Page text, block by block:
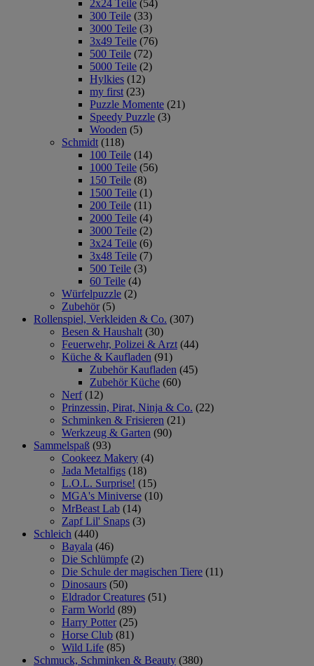
2x24 Teile (54)
300 Teile (33)
3000 Teile (3)
3x49 Teile (76)
500 Teile (72)
5000 Teile (2)
Hylkies (12)
my first (23)
Puzzle Momente (21)
Speedy Puzzle (3)
Wooden (5)
Schmidt (118)
100 Teile (14)
1000 Teile (56)
150 Teile (8)
1500 Teile (1)
200 Teile (11)
2000 Teile (4)
3000 Teile (2)
3x24 Teile (6)
3x48 Teile (7)
500 Teile (3)
60 Teile (4)
Würfelpuzzle (2)
Zubehör (5)
Rollenspiel, Verkleiden & Co. (307)
Besen & Haushalt (30)
Feuerwehr, Polizei & Arzt (44)
Küche & Kaufladen (91)
Zubehör Kaufladen (45)
Zubehör Küche (60)
Nerf (12)
Prinzessin, Pirat, Ninja & Co. (22)
Schminken & Frisieren (21)
Werkzeug & Garten (90)
Sammelspaß (93)
Cookeez Makery (4)
Jada Metalfigs (18)
L.O.L. Surprise! (15)
MGA's Miniverse (10)
MrBeast Lab (14)
Zapf Lil' Snaps (3)
Schleich (440)
Bayala (46)
Die Schlümpfe (2)
Die Schule der magischen Tiere (11)
Dinosaurs (50)
Eldrador Creatures (51)
Farm World (89)
Harry Potter (25)
Horse Club (81)
Wild Life (85)
Schmuck, Schminken & Beauty (380)